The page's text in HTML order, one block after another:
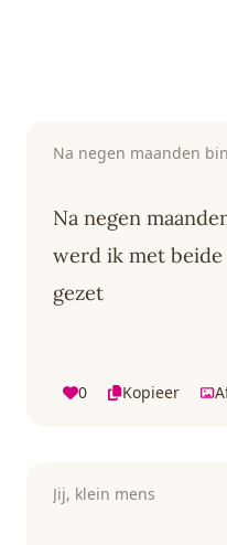
Na negen
werd ik met
gezet
0 Kopieer
Jij, klein mens